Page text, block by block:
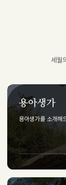
세월
용아생가
용아생가를 소개해